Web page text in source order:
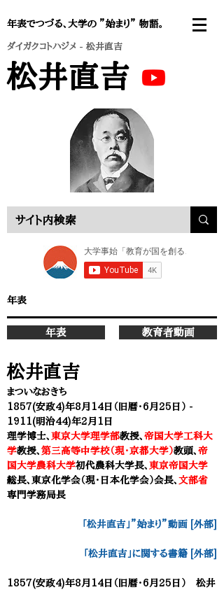
年表でつづる、大学の ”始まり” 物語。
ダイガクコトハジメ - 松井直吉
松井直吉
年表
松井直吉
まついなおきち
1857(安政4)年8月14日（旧暦・6月25日） -
1911(明治44)年2月1日
理学博士、 東京大学理学部教授、 帝国大学工科大
学教授、 第三高等中学校（現・京都大学）教頭、 帝
国大学農科大学初代農科大学長、 東京帝国大学
総長、 東京化学会（現・日本化学会）会長、 文部省
専門学務局長
「松井直吉」”始まり”動画 [外部]
「 松井直吉 」に関する書籍 [外部]
1857(安政4)年8月14日（旧暦・6月25日） 松井
年表 教育者動画